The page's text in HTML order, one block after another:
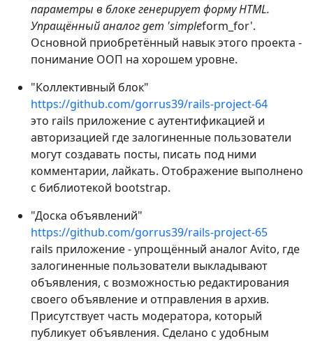
параметры в блоке генерирует форму HTML.
Упращённый аналог gem 'simpleform_for'.
Основной приобретённый навык этого проекта -
понимание ООП на хорошем уровне.
"Коллективный блок"
https://github.com/gorrus39/rails-project-64
это rails приложение c аутентификацией и
авторизацией где залогиненные пользователи
могут создавать посты, писать под ними
комментарии, лайкать. Отображение выполнено
с библиотекой bootstrap.
"Доска объявлений"
https://github.com/gorrus39/rails-project-65
rails приложение - упрощённый аналог Avito, где
залогиненные пользователи выкладывают
объявления, с возможностью редактирования
своего объявление и отправления в архив.
Присутствует часть модератора, который
публикует объявления. Сделано с удобным